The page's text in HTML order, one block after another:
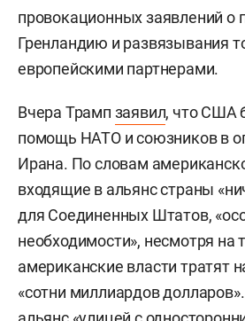
провокационных заявлений о
Гренландию и развязывания
европейскими партнерами.
Вчера Трамп заявил, что США
помощь НАТО и союзников в
Ирана. По словам
входящие в альянс страны
для Соединенных Штатов,
необходимости», несмотря на
американские власти тратят
«сотни миллиардов